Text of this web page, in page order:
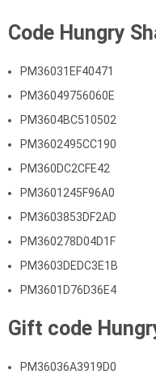
Code Hungry
PM36031EF40471
PM36049756060E
PM3604BC510502
PM3602495CC190
PM360DC2CFE42
PM3601245F96A0
PM3603853DF2AD
PM360278D04D1F
PM3603DEDC3E1B
PM3601D76D36E4
Gift code
PM36036A3919D0